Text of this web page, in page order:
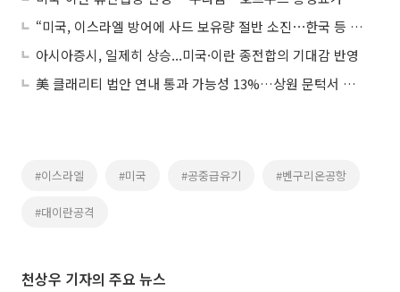
“미국, 이스라엘 방어에 사드 보유량 절반 소진⋯한국 등 우려”
아시아증시, 일제히 상승...미국·이란 종전합의 기대감 반영
美 클래리티 법안 연내 통과 가능성 13%…상원 문턱서 제동
#이스라엘 #미국 #공중급유기 #벤구리온공항
#대이란공격
천상우 기자의 주요 뉴스